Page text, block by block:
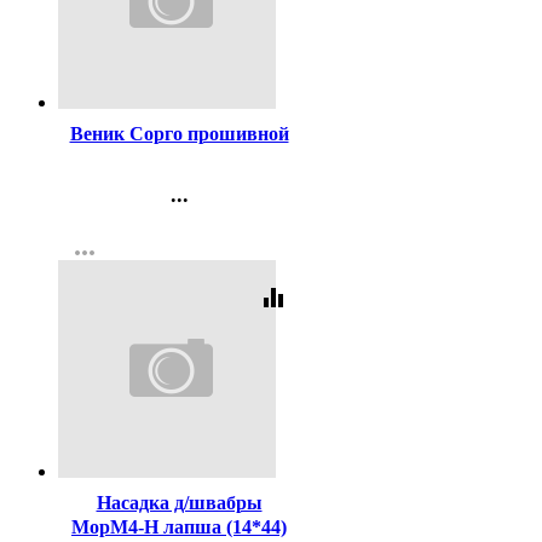
Веник Сорго прошивной
...
Регистрация
more_horiz
equalizer
Насадка д/швабры
МорМ4-Н лапша (14*44)